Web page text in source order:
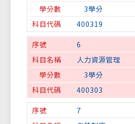
3學分
400319
6
人力資源管理
3學分
400303
7